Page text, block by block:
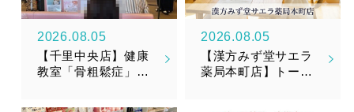
2026.08.05
【千里中央店】健康
教室「骨粗鬆症」を
2026.08.05
【漢方みず堂サエラ
薬局本町店】トータ